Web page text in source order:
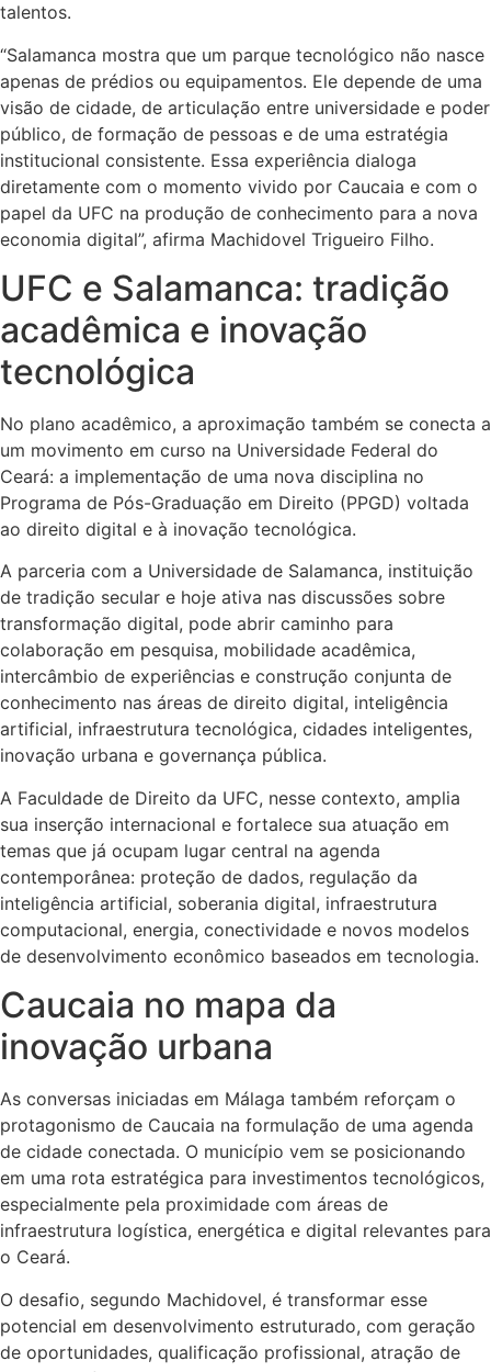
talentos.
“Salamanca mostra que um parque tecnológico não nasce
apenas de prédios ou equipamentos. Ele depende de uma
visão de cidade, de articulação entre universidade e poder
público, de formação de pessoas e de uma estratégia
institucional consistente. Essa experiência dialoga
diretamente com o momento vivido por Caucaia e com o
papel da UFC na produção de conhecimento para a nova
economia digital”, afirma Machidovel Trigueiro Filho.
UFC e Salamanca: tradição
acadêmica e inovação
tecnológica
No plano acadêmico, a aproximação também se conecta a
um movimento em curso na Universidade Federal do
Ceará: a implementação de uma nova disciplina no
Programa de Pós-Graduação em Direito (PPGD) voltada
ao direito digital e à inovação tecnológica.
A parceria com a Universidade de Salamanca, instituição
de tradição secular e hoje ativa nas discussões sobre
transformação digital, pode abrir caminho para
colaboração em pesquisa, mobilidade acadêmica,
intercâmbio de experiências e construção conjunta de
conhecimento nas áreas de direito digital, inteligência
artificial, infraestrutura tecnológica, cidades inteligentes,
inovação urbana e governança pública.
A Faculdade de Direito da UFC, nesse contexto, amplia
sua inserção internacional e fortalece sua atuação em
temas que já ocupam lugar central na agenda
contemporânea: proteção de dados, regulação da
inteligência artificial, soberania digital, infraestrutura
computacional, energia, conectividade e novos modelos
de desenvolvimento econômico baseados em tecnologia.
Caucaia no mapa da
inovação urbana
As conversas iniciadas em Málaga também reforçam o
protagonismo de Caucaia na formulação de uma agenda
de cidade conectada. O município vem se posicionando
em uma rota estratégica para investimentos tecnológicos,
especialmente pela proximidade com áreas de
infraestrutura logística, energética e digital relevantes para
o Ceará.
O desafio, segundo Machidovel, é transformar esse
potencial em desenvolvimento estruturado, com geração
de oportunidades, qualificação profissional, atração de